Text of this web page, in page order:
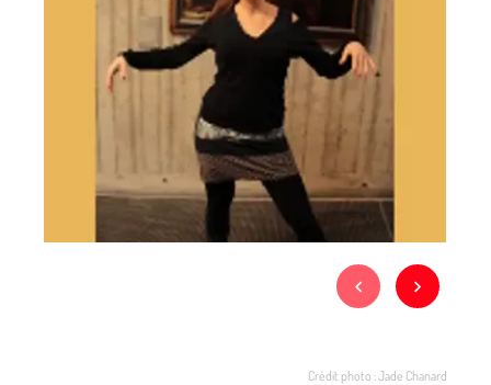
Crédit photo : Jade Chanard